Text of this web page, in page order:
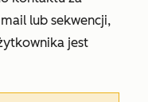
lub sekwencji,
jest